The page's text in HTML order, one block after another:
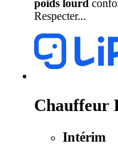
poids lourd
Respecter...
Chauffeur
Intérim